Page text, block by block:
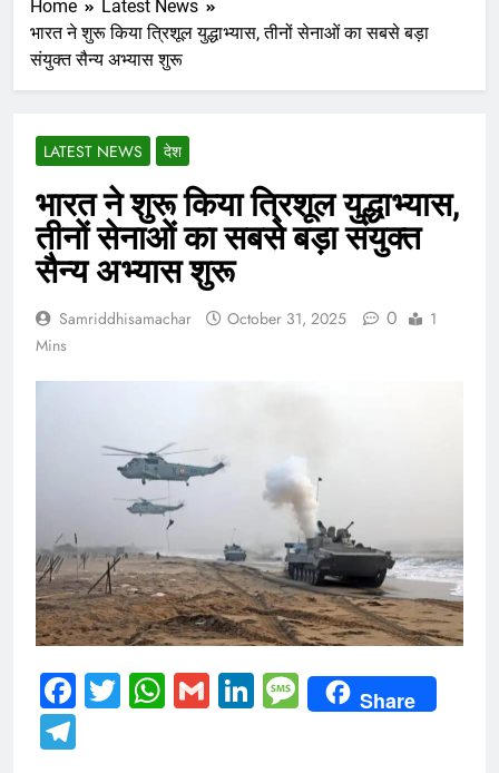
Home
Latest News
भारत ने शुरू किया त्रिशूल युद्धाभ्यास, तीनों सेनाओं का सबसे बड़ा
संयुक्त सैन्य अभ्यास शुरू
LATEST NEWS देश
भारत ने शुरू किया त्रिशूल युद्धाभ्यास,
तीनों सेनाओं का सबसे बड़ा संयुक्त
सैन्य अभ्यास शुरू
Samriddhisamachar October 31, 2025 0
1
Mins
Facebook
Twitter
WhatsApp
GmailLinkedIn
Message
Share